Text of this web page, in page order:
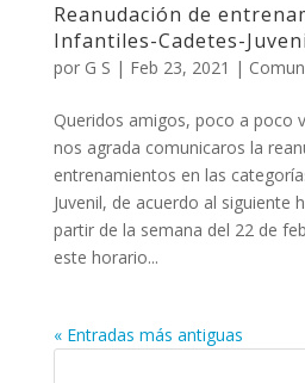
Reanudación de
Infantiles-Cadetes-
por G S | Feb 23, 2021 |
Queridos amigos, poco a poco
nos agrada comunicaros la
entrenamientos en las
Juvenil, de acuerdo al siguiente
partir de la semana del 22 de
este horario...
« Entradas más antiguas